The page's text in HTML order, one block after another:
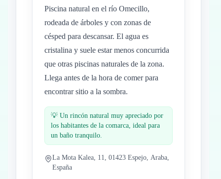
Piscina natural en el río Omecillo,
rodeada de árboles y con zonas de
césped para descansar. El agua es
cristalina y suele estar menos concurrida
que otras piscinas naturales de la zona.
Llega antes de la hora de comer para
encontrar sitio a la sombra.
💡 Un rincón natural muy apreciado por
los habitantes de la comarca, ideal para
un baño tranquilo.
La Mota Kalea, 11, 01423 Espejo, Araba,
España